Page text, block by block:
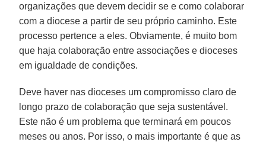
organizações que devem decidir se e como colaborar
com a diocese a partir de seu próprio caminho. Este
processo pertence a eles. Obviamente, é muito bom
que haja colaboração entre associações e dioceses
em igualdade de condições.
Deve haver nas dioceses um compromisso claro de
longo prazo de colaboração que seja sustentável.
Este não é um problema que terminará em poucos
meses ou anos. Por isso, o mais importante é que as